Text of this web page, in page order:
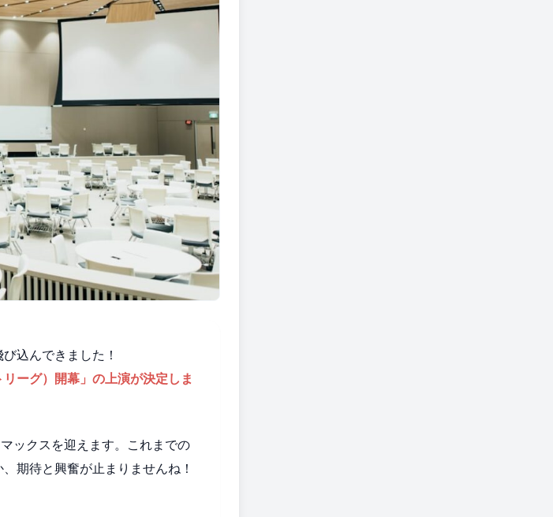
込んできました！
ーグ）開幕」の上演が決定しま
ックスを迎えます。これまでの
期待と興奮が止まりませんね！